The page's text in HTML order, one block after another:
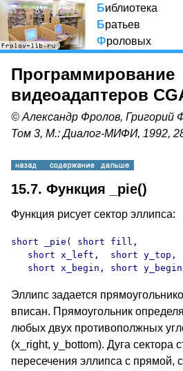
Библиотека
Братьев
Фроловых
Программирование
видеоадаптеров
© Александр Фролов, Григорий
Том 3, М.: Диалог-МИФИ, 1992,
15.7. Функция _pie()
Функция рисует сектор эллипса:
short _pie( short fill,
short x_left,  short y_top,
short x_begin, short
Эллипс задается
вписан. Прямоугольник
любых двух противополжных
(x_right, y_bottom). Дуга сектора
пересечения эллипса с прямой,